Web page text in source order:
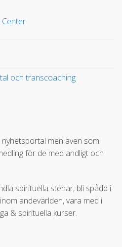
Center
och transcoaching
men även som
för de med andligt och
spirituella stenar, bli spådd i
andevärlden, vara med i
& spirituella kurser.